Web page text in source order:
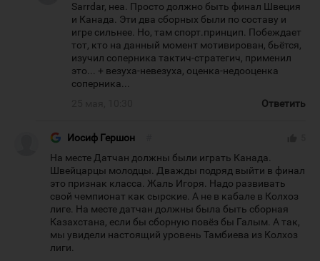
Sarrdar, неа. Просто должно быть финал Швеция
и Канада. Эти два сборных были по составу и
игре сильнее. Но, там спорт.принцип. Побеждает
тот, кто на данный момент мотивирован, бьётся,
изучил соперника тактич-стратегич, применил
это... + везуха-невезуха, оценка-недооценка
соперника...
Ответить
Иосиф Гершон
На месте Датчан должны были играть Канада.
Швейцарцы молодцы. Дважды подряд выйти в финал
это признак класса. Жаль Игоря. Надо развивать
свой чемпионат как сырские. А не в кабале в Колхоз
лиге. На месте датчан должны была быть сборная
Казахстана, если бы сборную повёз бы Галым. А так,
мы увидели настоящий уровень Тамбиева из Колхоз
лиги.